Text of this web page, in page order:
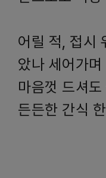
어릴 적, 접시
았나 세어가
마음껏 드셔
든든한 간식